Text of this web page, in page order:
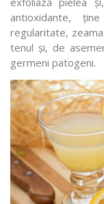
antioxidante,
regularitate,
tenul și, de
germeni patogeni.